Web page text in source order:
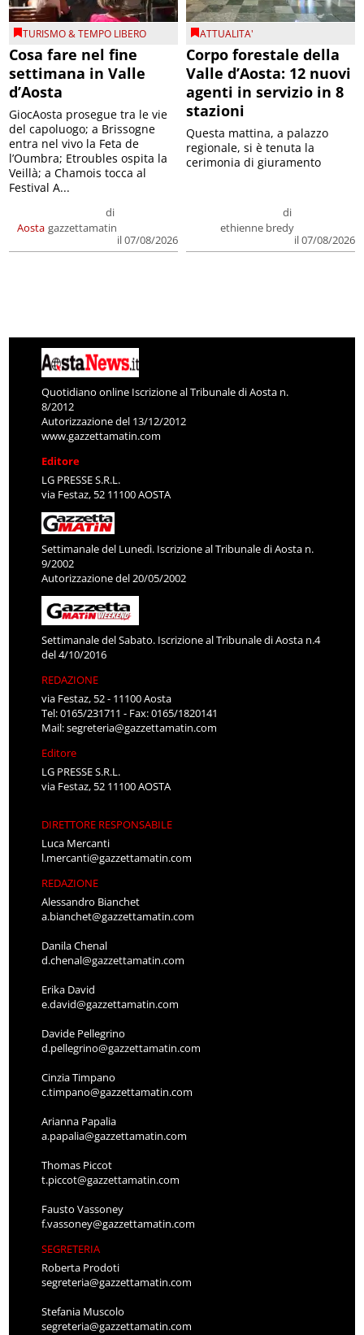
TURISMO & TEMPO LIBERO
Cosa fare nel fine
settimana in Valle
d’Aosta
Aosta
di
gazzettamatin
il 07/08/2026
GiocAosta prosegue tra le vie
del capoluogo; a Brissogne
entra nel vivo la Feta de
l’Oumbra; Etroubles ospita la
Veillà; a Chamois tocca al
Festival A...
ATTUALITA'
Corpo forestale della
Valle d’Aosta: 12 nuovi
agenti in servizio in 8
stazioni
di
ethienne bredy
il 07/08/2026
Questa mattina, a palazzo
regionale, si è tenuta la
cerimonia di giuramento
Quotidiano online Iscrizione al Tribunale di Aosta n.
8/2012
Autorizzazione del 13/12/2012
www.gazzettamatin.com
Editore
LG PRESSE S.R.L.
via Festaz, 52 11100 AOSTA
Settimanale del Lunedì. Iscrizione al Tribunale di Aosta n.
9/2002
Autorizzazione del 20/05/2002
Settimanale del Sabato. Iscrizione al Tribunale di Aosta n.4
del 4/10/2016
REDAZIONE
via Festaz, 52 - 11100 Aosta
Tel: 0165/231711 - Fax: 0165/1820141
Mail:segreteria@gazzettamatin.com
Editore
LG PRESSE S.R.L.
via Festaz, 52 11100 AOSTA
DIRETTORE RESPONSABILE
Luca Mercanti
l.mercanti@gazzettamatin.com
REDAZIONE
Alessandro Bianchet
a.bianchet@gazzettamatin.com
Danila Chenal
d.chenal@gazzettamatin.com
Erika David
e.david@gazzettamatin.com
Davide Pellegrino
d.pellegrino@gazzettamatin.com
Cinzia Timpano
c.timpano@gazzettamatin.com
Arianna Papalia
a.papalia@gazzettamatin.com
Thomas Piccot
t.piccot@gazzettamatin.com
Fausto Vassoney
f.vassoney@gazzettamatin.com
SEGRETERIA
Roberta Prodoti
segreteria@gazzettamatin.com
Stefania Muscolo
segreteria@gazzettamatin.com